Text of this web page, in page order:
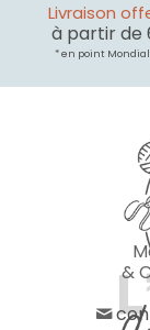
Livraison
à partir de
* en point
&